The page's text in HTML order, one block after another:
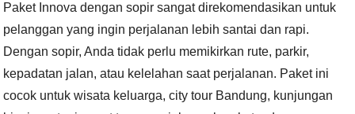
Paket Innova dengan sopir sangat direkomendasikan untuk
pelanggan yang ingin perjalanan lebih santai dan rapi.
Dengan sopir, Anda tidak perlu memikirkan rute, parkir,
kepadatan jalan, atau kelelahan saat perjalanan. Paket ini
cocok untuk wisata keluarga, city tour Bandung, kunjungan